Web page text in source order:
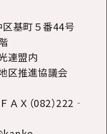
基町５番44号
連盟内
区推進協議会
ＦＡＸ（082）222 ‐